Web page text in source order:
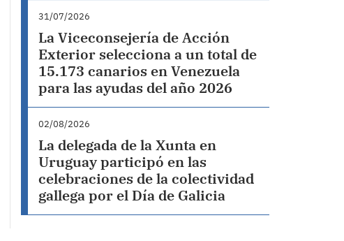
31/07/2026
La Viceconsejería de Acción
Exterior selecciona a un total de
15.173 canarios en Venezuela
para las ayudas del año 2026
02/08/2026
La delegada de la Xunta en
Uruguay participó en las
celebraciones de la colectividad
gallega por el Día de Galicia